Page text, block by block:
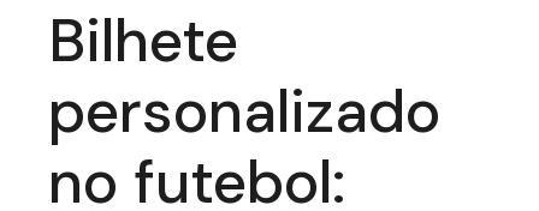
Bilhete
personalizado
no futebol: